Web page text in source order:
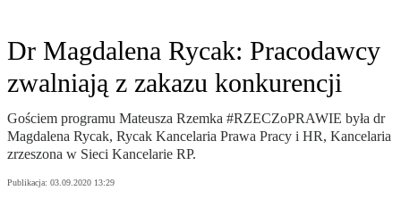
Dr Magdalena Rycak: Pracodawcy
zwalniają z zakazu konkurencji
Gościem programu Mateusza Rzemka #RZECZoPRAWIE była dr
Magdalena Rycak, Rycak Kancelaria Prawa Pracy i HR, Kancelaria
zrzeszona w Sieci Kancelarie RP.
Publikacja: 03.09.2020 13:29